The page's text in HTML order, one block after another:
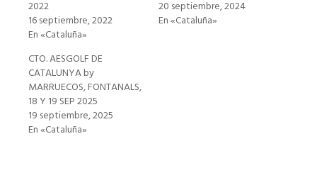
2022
16 septiembre, 2022
En «Cataluña»
20 septiembre, 2024
En «Cataluña»
CTO. AESGOLF DE
CATALUNYA by
MARRUECOS, FONTANALS,
18 Y 19 SEP 2025
19 septiembre, 2025
En «Cataluña»